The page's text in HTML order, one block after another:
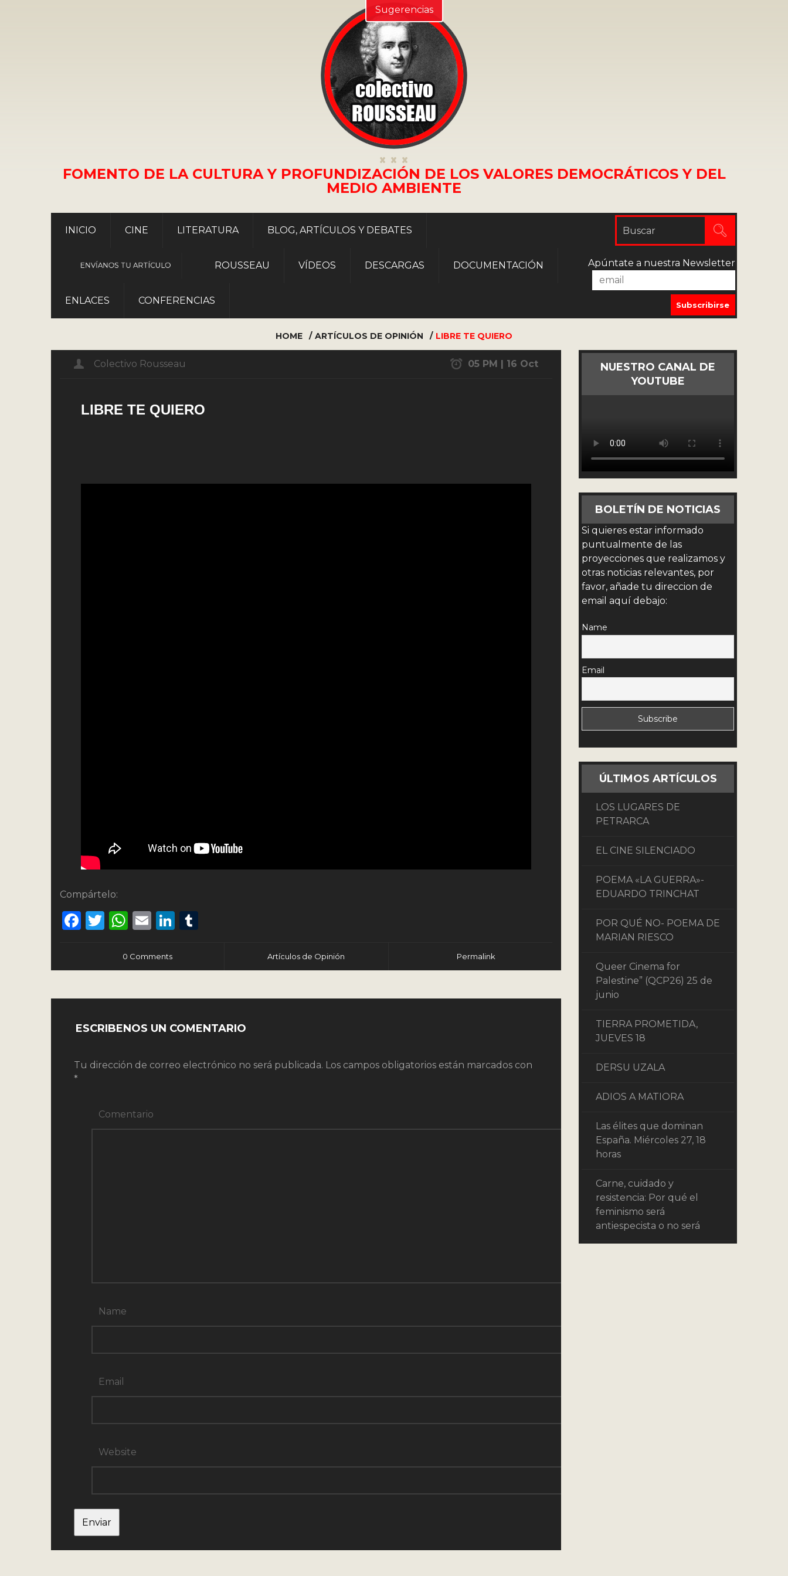
FOMENTO DE LA CULTURA Y PROFUNDIZACIÓN DE LOS VALORES DEMOCRÁTICOS Y DEL
MEDIO AMBIENTE
INICIO CINE LITERATURA BLOG, ARTÍCULOS Y DEBATES
ENVÍANOS TU ARTÍCULO ROUSSEAU VÍDEOS DESCARGAS DOCUMENTACIÓN
ENLACES CONFERENCIAS
Apúntate a nuestra Newsletter
HOME ARTÍCULOS DE OPINIÓN LIBRE TE QUIERO
Colectivo Rousseau 05 PM | 16 Oct
LIBRE TE QUIERO
Compártelo:
Facebook
Twitter
WhatsApp
EmailLinkedIn
0 Comments Artículos de Opinión Permalink
ESCRIBENOS UN COMENTARIO
Tu dirección de correo electrónico no será publicada. Los campos obligatorios están marcados con
*
Comentario
Name
Email
Website
NUESTRO CANAL DE
YOUTUBE
BOLETÍN DE NOTICIAS
Si quieres estar informado
puntualmente de las
proyecciones que realizamos y
otras noticias relevantes, por
favor, añade tu direccion de
email aquí debajo:
Name
Email
ÚLTIMOS ARTÍCULOS
LOS LUGARES DE
PETRARCA
EL CINE SILENCIADO
POEMA «LA GUERRA»-
EDUARDO TRINCHAT
POR QUÉ NO- POEMA DE
MARIAN RIESCO
Queer Cinema for
Palestine” (QCP26) 25 de
junio
TIERRA PROMETIDA,
JUEVES 18
DERSU UZALA
ADIOS A MATIORA
Las élites que dominan
España. Miércoles 27, 18
horas
Carne, cuidado y
resistencia: Por qué el
feminismo será
antiespecista o no será
Sugerencias